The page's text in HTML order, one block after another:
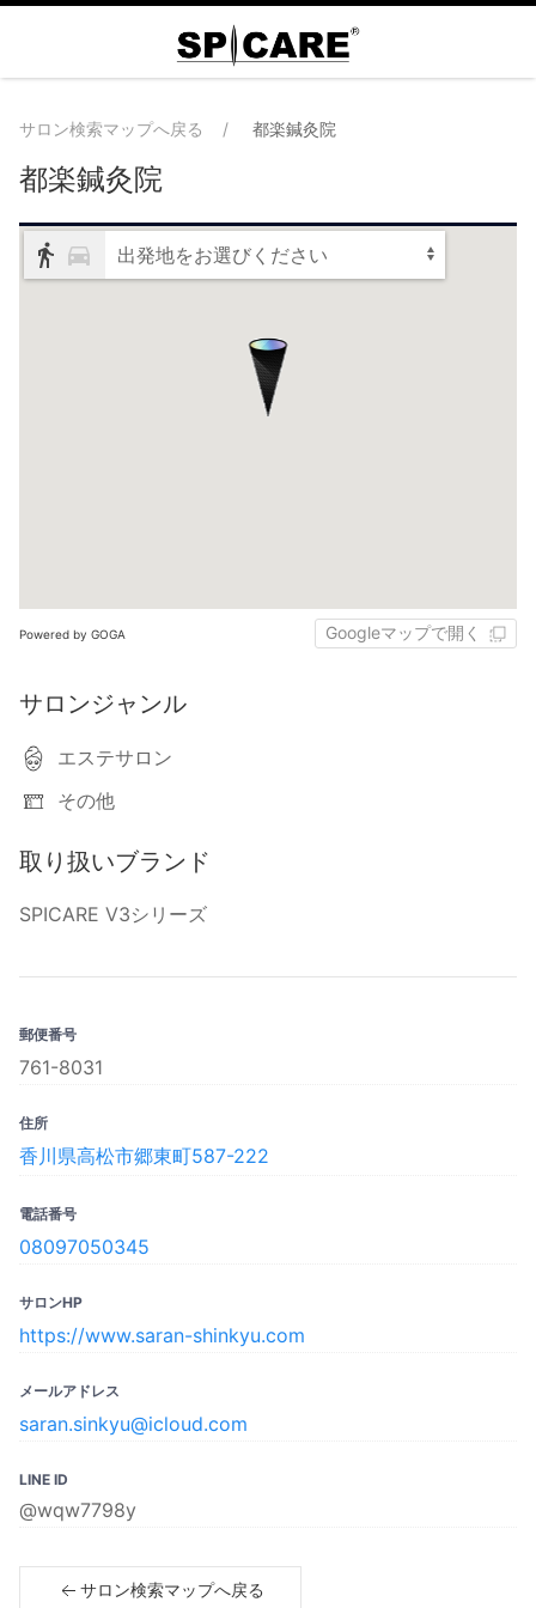
サロン検索マップへ戻る 都楽鍼灸院
都楽鍼灸院
出発地をお選びください
Powered by GOGA Googleマップで開く
サロンジャンル
エステサロン
その他
取り扱いブランド
SPICARE V3シリーズ
郵便番号
761-8031
住所
香川県高松市郷東町587-222
電話番号
08097050345
サロンHP
https://www.saran-shinkyu.com
メールアドレス
saran.sinkyu@icloud.com
LINE ID
@wqw7798y
サロン検索マップへ戻る